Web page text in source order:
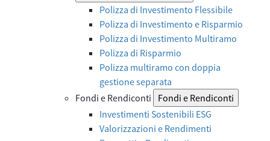
Polizza di Investimento Flessibile
Polizza di Investimento e Risparmio
Polizza di Investimento Multiramo
Polizza di Risparmio
Polizza multiramo con doppia
gestione separata
Fondi e Rendiconti
Fondi e Rendiconti
Investimenti Sostenibili ESG
Valorizzazioni e Rendimenti